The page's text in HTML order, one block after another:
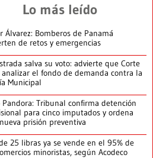
Lo más leído
Álvarez: Bomberos de Panamá
de retos y emergencias
salva su voto: advierte que Corte
analizar el fondo de demanda contra la
Municipal
Pandora: Tribunal confirma detención
para cinco imputados y ordena
prisión preventiva
25 libras ya se vende en el 95% de
minoristas, según Acodeco